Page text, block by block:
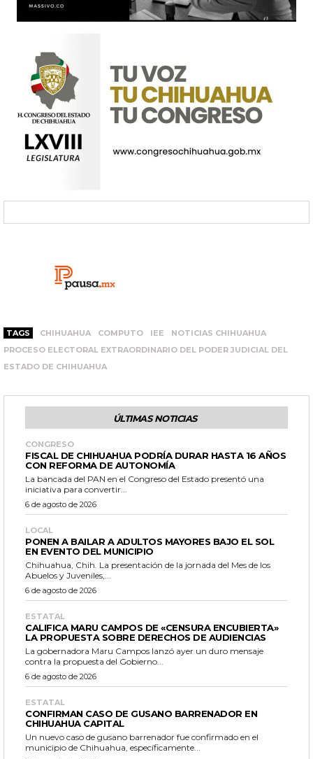
TAGS CHIHUAHUA COMPUTO IEE
NOTICIAS CHIHUAHUA
PROCESO ELECTORAL EXTRAORDINARIO DEL PODER JUDICIAL DEL
ESTADO DE CHIHUAHUA
ÚLTIMAS NOTICIAS
CONGRESO
FISCAL DE CHIHUAHUA PODRÍA DURAR HASTA 16 AÑOS
CON REFORMA DE AUTONOMÍA
La bancada del PAN en el Congreso del Estado presentó una
iniciativa para convertir...
6 de agosto de 2026
LOCAL
PONEN A BAILAR A ADULTOS MAYORES BAJO EL SOL
EN EVENTO DEL MUNICIPIO
Chihuahua, Chih. La presentación de la jornada del Mes de los
Abuelos y Juveniles,...
6 de agosto de 2026
ESTATAL
CALIFICA MARU CAMPOS DE «CENSURA ENCUBIERTA»
LA PROPUESTA SOBRE DERECHOS DE AUDIENCIAS
La gobernadora Maru Campos lanzó ayer un duro mensaje
contra la propuesta del Gobierno...
6 de agosto de 2026
ESTATAL
CONFIRMAN CASO DE GUSANO BARRENADOR EN
CHIHUAHUA CAPITAL
Un nuevo caso de gusano barrenador fue confirmado en el
municipio de Chihuahua, específicamente...